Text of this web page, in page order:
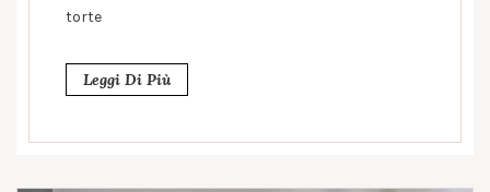
torte
Leggi Di Più